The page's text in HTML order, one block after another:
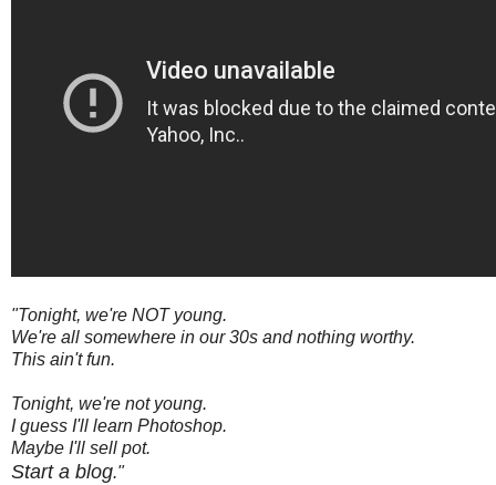
"Tonight, we're NOT young.
We're all somewhere in our 30s and nothing worthy.
This ain't fun.
Tonight, we're not young.
I guess I'll learn Photoshop.
Maybe I'll sell pot.
Start a blog."